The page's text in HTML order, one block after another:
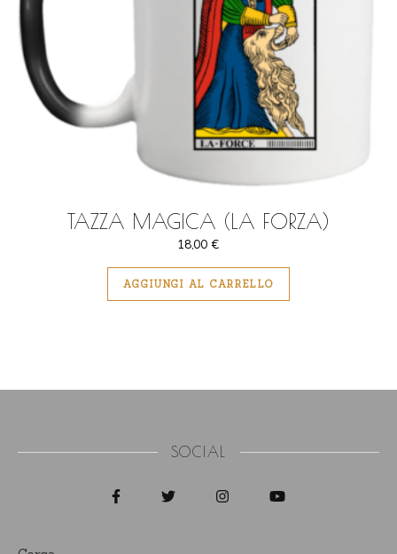
TAZZA MAGICA (LA FORZA)
18,00 €
AGGIUNGI AL CARRELLO
SOCIAL